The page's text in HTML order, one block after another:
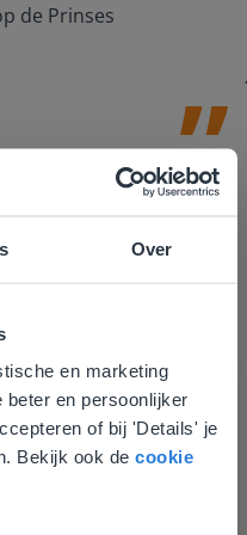
Over
en marketing
en persoonlijker
of bij 'Details' je
Bekijk ook de cookie
de Prinses
3, Les 11
niet
dat je misschien
gaat. Hier